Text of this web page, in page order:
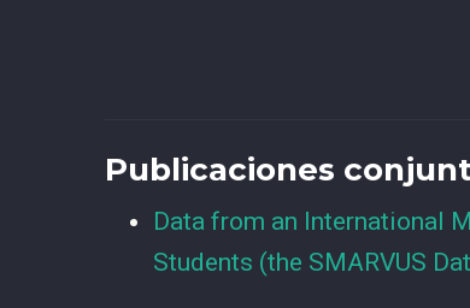
Publicaciones
Data from an International
Students (the SMARVUS